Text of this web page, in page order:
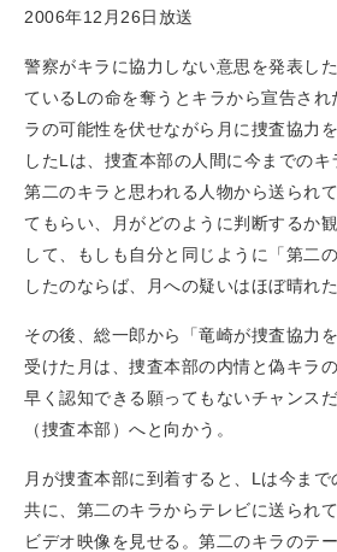
2006年12月26日放送
警察がキラに協力しない意思を発表し
ているLの命を奪うとキラから宣告さ
ラの可能性を伏せながら月に捜査協力
したLは、捜査本部の人間に今までのキ
第二のキラと思われる人物から送られ
てもらい、月がどのように判断するか
して、もしも自分と同じように「第二
したのならば、月への疑いはほぼ晴れ
その後、総一郎から「竜崎が捜査協力
受けた月は、捜査本部の内情と偽キラ
早く認知できる願ってもないチャンス
（捜査本部）へと向かう。
月が捜査本部に到着すると、Lは今まで
共に、第二のキラからテレビに送られ
ビデオ映像を見せる。第二のキラのテ